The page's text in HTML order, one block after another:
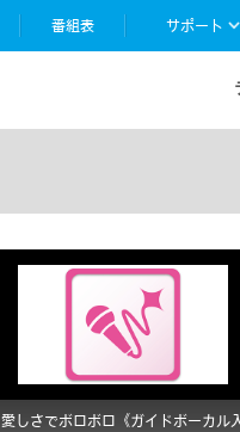
番組表 サポート
愛しさでボロボロ《ガイドボーカル